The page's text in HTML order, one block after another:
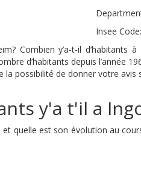
Insee
Combien y’a-t-il
d’habitants depuis l’année
la possibilité de donner votre avis
y'a t'il a
quelle est son évolution au